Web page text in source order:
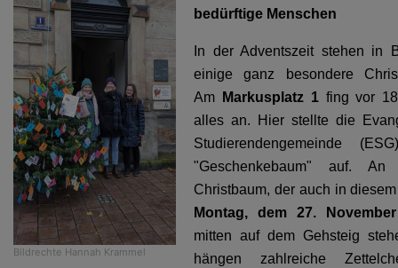
Bildrechte Hannah Krammel
bedürftige Menschen
In der Adventszeit stehen in
einige ganz besondere
Am
Markusplatz 1 fing vor
alles an. Hier stellte die
Studierendengemeinde
"Geschenkebaum" auf. An
Christbaum, der auch in
Montag, dem 27. November
mitten auf dem Gehsteig
hängen zahlreiche